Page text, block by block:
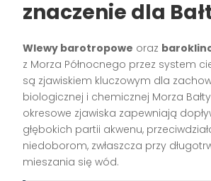
znaczenie dla
Wlewy barotropowe oraz
z Morza Północnego przez system
są zjawiskiem kluczowym dla
biologicznej i chemicznej Morza
okresowe zjawiska zapewniają
głębokich partii akwenu,
niedoborom, zwłaszcza przy
mieszania się wód.